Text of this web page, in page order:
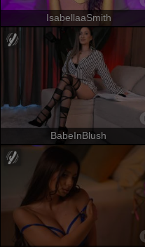
IsabellaaSmith
BabeInBlush